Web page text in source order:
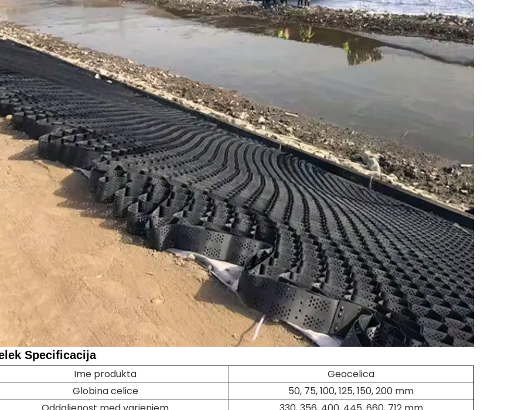
Specificacija
Ime produkta
Geocelica
Globina celice
50, 75, 100, 125, 150, 200 mm